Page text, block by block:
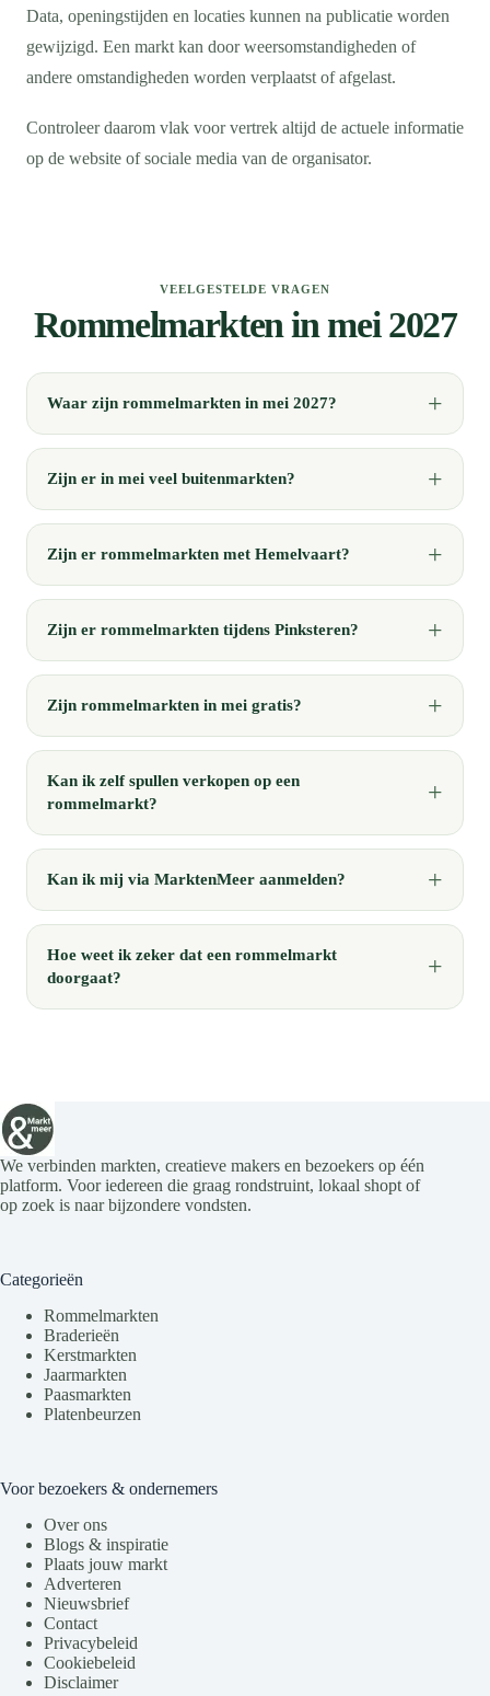
Data, openingstijden en locaties kunnen na publicatie worden
gewijzigd. Een markt kan door weersomstandigheden of
andere omstandigheden worden verplaatst of afgelast.
Controleer daarom vlak voor vertrek altijd de actuele informatie
op de website of sociale media van de organisator.
VEELGESTELDE VRAGEN
Rommelmarkten in mei 2027
Waar zijn rommelmarkten in mei 2027?
Zijn er in mei veel buitenmarkten?
Zijn er rommelmarkten met Hemelvaart?
Zijn er rommelmarkten tijdens Pinksteren?
Zijn rommelmarkten in mei gratis?
Kan ik zelf spullen verkopen op een
rommelmarkt?
Kan ik mij via MarktenMeer aanmelden?
Hoe weet ik zeker dat een rommelmarkt
doorgaat?
We verbinden markten, creatieve makers en bezoekers op één
platform. Voor iedereen die graag rondstruint, lokaal shopt of
op zoek is naar bijzondere vondsten.
Categorieën
Rommelmarkten
Braderieën
Kerstmarkten
Jaarmarkten
Paasmarkten
Platenbeurzen
Voor bezoekers & ondernemers
Over ons
Blogs & inspiratie
Plaats jouw markt
Adverteren
Nieuwsbrief
Contact
Privacybeleid
Cookiebeleid
Disclaimer